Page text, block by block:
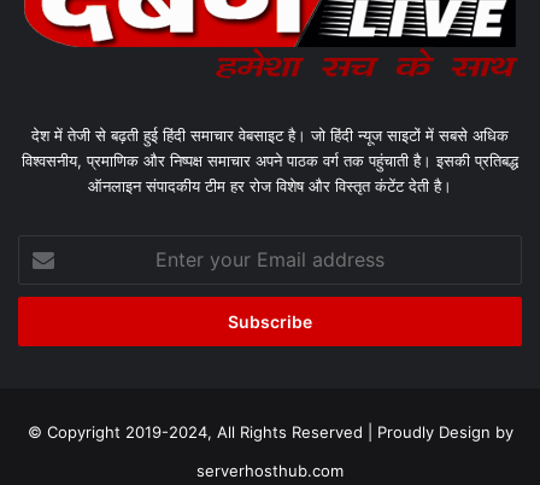
देश में तेजी से बढ़ती हुई हिंदी समाचार वेबसाइट है। जो हिंदी न्यूज साइटों में सबसे अधिक
विश्वसनीय, प्रमाणिक और निष्पक्ष समाचार अपने पाठक वर्ग तक पहुंचाती है। इसकी प्रतिबद्ध
ऑनलाइन संपादकीय टीम हर रोज विशेष और विस्तृत कंटेंट देती है।
your
Email
© Copyright 2019-2024, All Rights Reserved | Proudly Design by
serverhosthub.com